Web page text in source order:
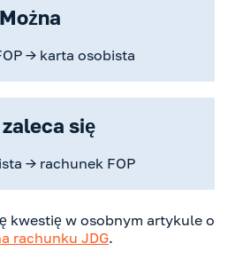
Można
→ karta osobista
zaleca się
→ rachunek FOP
kwestię w osobnym artykule o
rachunku JDG.